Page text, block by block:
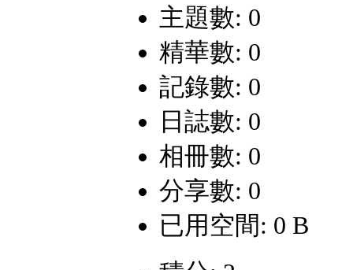
主題數: 0
精華數: 0
記錄數: 0
日誌數: 0
相冊數: 0
分享數: 0
已用空間: 0 B